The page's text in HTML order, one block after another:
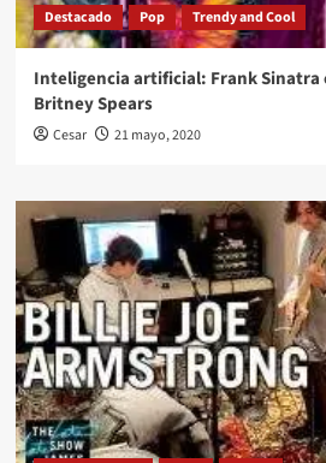
Destacado Pop Trendy and Cool
Inteligencia artificial: Frank Sinatra
Britney Spears
Cesar 21 mayo, 2020